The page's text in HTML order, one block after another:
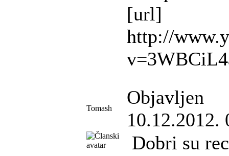
[url]
http://
Tomash
Objavljen
10.12.2012.
Dobri su